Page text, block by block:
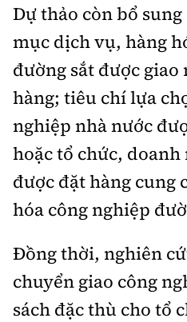
Dự thảo còn bổ
mục dịch vụ, hàng
đường sắt được
hàng; tiêu chí lựa
nghiệp nhà nước
hoặc tổ chức,
được đặt hàng cung
hóa công nghiệp
Đồng thời, nghiên
chuyển giao công
sách đặc thù cho tổ